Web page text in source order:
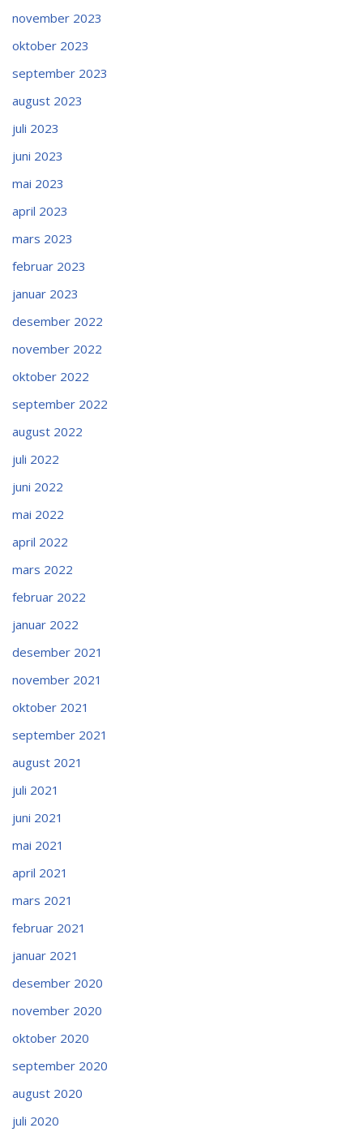
november 2023
oktober 2023
september 2023
august 2023
juli 2023
juni 2023
mai 2023
april 2023
mars 2023
februar 2023
januar 2023
desember 2022
november 2022
oktober 2022
september 2022
august 2022
juli 2022
juni 2022
mai 2022
april 2022
mars 2022
februar 2022
januar 2022
desember 2021
november 2021
oktober 2021
september 2021
august 2021
juli 2021
juni 2021
mai 2021
april 2021
mars 2021
februar 2021
januar 2021
desember 2020
november 2020
oktober 2020
september 2020
august 2020
juli 2020